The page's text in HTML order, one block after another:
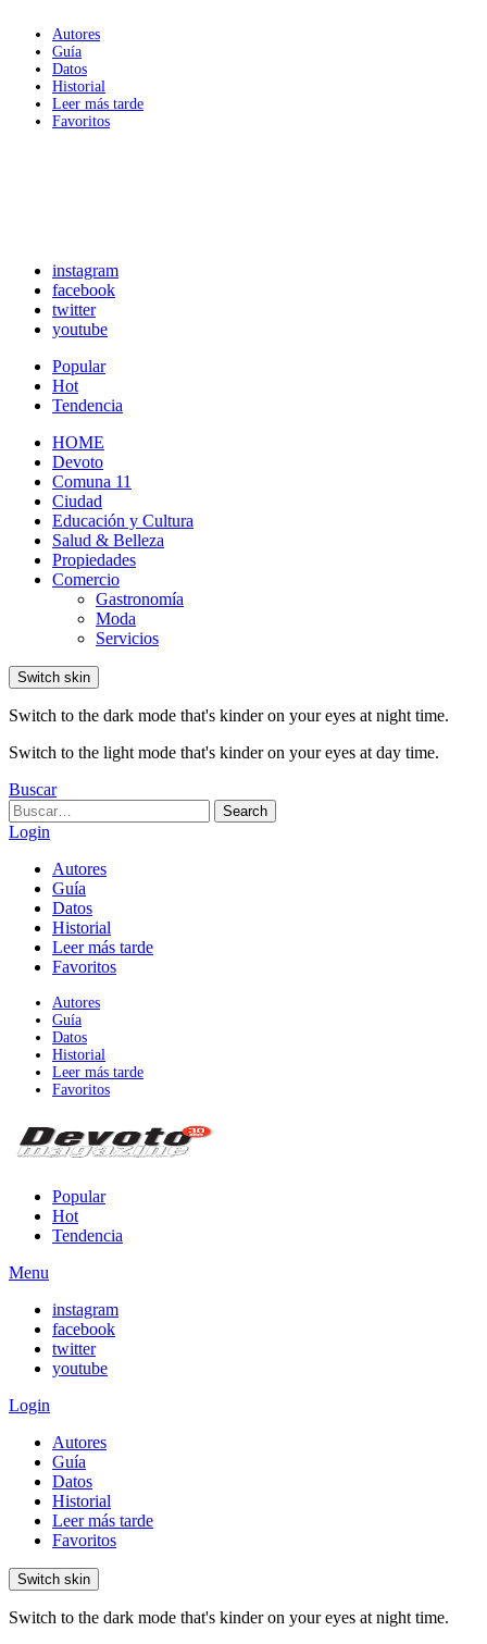
Autores
Guía
Datos
Historial
Leer más tarde
Favoritos
instagram
facebook
twitter
youtube
Popular
Hot
Tendencia
HOME
Devoto
Comuna 11
Ciudad
Educación y Cultura
Salud & Belleza
Propiedades
Comercio
Gastronomía
Moda
Servicios
Switch skin
Switch to the dark mode that's kinder on your eyes at night time.
Switch to the light mode that's kinder on your eyes at day time.
Buscar
Search
for:
Search
Login
Autores
Guía
Datos
Historial
Leer más tarde
Favoritos
Autores
Guía
Datos
Historial
Leer más tarde
Favoritos
Popular
Hot
Tendencia
Menu
instagram
facebook
twitter
youtube
Login
Autores
Guía
Datos
Historial
Leer más tarde
Favoritos
Switch skin
Switch to the dark mode that's kinder on your eyes at night time.